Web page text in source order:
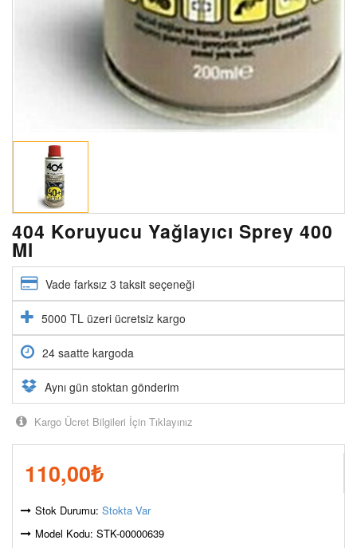
404 Koruyucu Yağlayıcı Sprey 400
Ml
Vade farksız 3 taksit seçeneği
5000 TL üzeri ücretsiz kargo
24 saatte kargoda
Aynı gün stoktan gönderim
Kargo Ücret Bilgileri İçin Tıklayınız
110,00₺
Stok Durumu: Stokta Var
Model Kodu: STK-00000639